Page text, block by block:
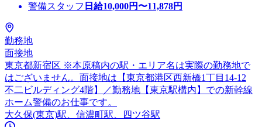
警備スタッフ 日給10,000円〜11,878円
勤務地
面接地
東京都新宿区 ※本原稿内の駅・エリア名は実際の勤務地で
はございません。面接地は【東京都港区西新橋1丁目14-12
不二ビルディング4階】／勤務地【東京駅構内】での新幹線
ホーム警備のお仕事です。
大久保(東京)駅、信濃町駅、四ツ谷駅